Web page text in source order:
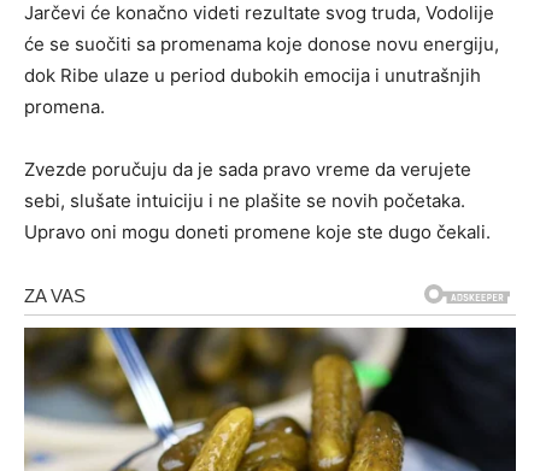
Jarčevi će konačno videti rezultate svog truda, Vodolije
će se suočiti sa promenama koje donose novu energiju,
dok Ribe ulaze u period dubokih emocija i unutrašnjih
promena.
Zvezde poručuju da je sada pravo vreme da verujete
sebi, slušate intuiciju i ne plašite se novih početaka.
Upravo oni mogu doneti promene koje ste dugo čekali.